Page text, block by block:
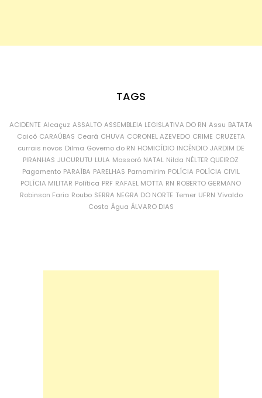
TAGS
ACIDENTE Alcaçuz ASSALTO ASSEMBLEIA LEGISLATIVA DO RN Assu BATATA
Caicó CARAÚBAS Ceará CHUVA CORONEL AZEVEDO CRIME CRUZETA
currais novos Dilma Governo do RN HOMICÍDIO INCÊNDIO JARDIM DE
PIRANHAS JUCURUTU LULA Mossoró NATAL Nilda NÉLTER QUEIROZ
Pagamento PARAÍBA PARELHAS Parnamirim POLÍCIA POLÍCIA CIVIL
POLÍCIA MILITAR Política PRF RAFAEL MOTTA RN ROBERTO GERMANO
Robinson Faria Roubo SERRA NEGRA DO NORTE Temer UFRN Vivaldo
Costa Água ÁLVARO DIAS